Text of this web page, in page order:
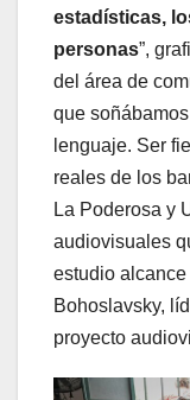
estadísticas,
personas”,
del área de
que
lenguaje. Ser
reales de los
La Poderosa y
audiovisuales
estudio alcance
Bohoslavsky,
proyecto